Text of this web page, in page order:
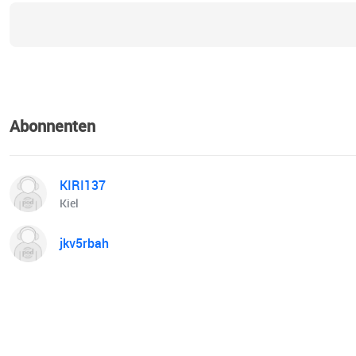
Abonnenten
KIRI137
Kiel
jkv5rbah